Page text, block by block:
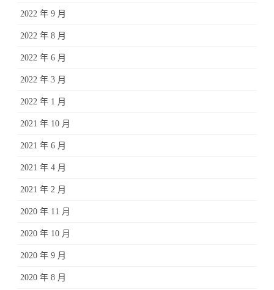
2022 年 9 月
2022 年 8 月
2022 年 6 月
2022 年 3 月
2022 年 1 月
2021 年 10 月
2021 年 6 月
2021 年 4 月
2021 年 2 月
2020 年 11 月
2020 年 10 月
2020 年 9 月
2020 年 8 月